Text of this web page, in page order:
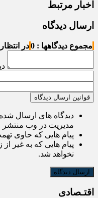
اخبار مرتبط
ارسال دیدگاه
مجموع دیدگاهها : 0 در
قوانین ارسال دیدگاه
دیدگاه های ارسال
مدیریت در وب منتشر
پیام هایی که حاوی
پیام هایی که به غیر
نخواهد شد.
اقتـصادی